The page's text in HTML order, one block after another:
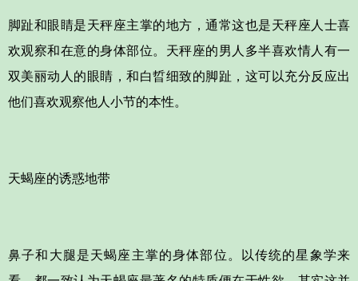
脚趾和眼睛是天秤座主掌的地方，通常这也是天秤座人士喜
欢观察和在意的身体部位。天秤座的男人多半喜欢情人有一
双美丽动人的眼睛，和白晢细致的脚趾，这可以充分反应出
他们喜欢观察他人小节的本性。
天蝎座的诱惑地带
鼻子和大腿是天蝎座主掌的身体部位。以传统的星象学来